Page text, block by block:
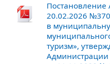
20.02.2026
в
туризм»,
Администрации